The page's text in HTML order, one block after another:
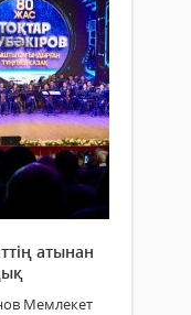
атынан
Мемлекет